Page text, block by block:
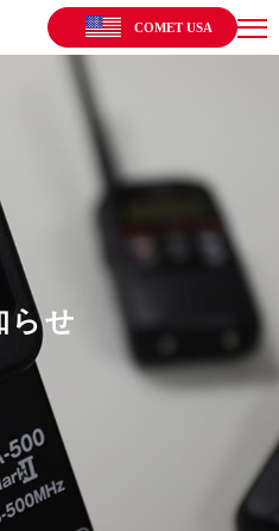
COMET USA
らせ